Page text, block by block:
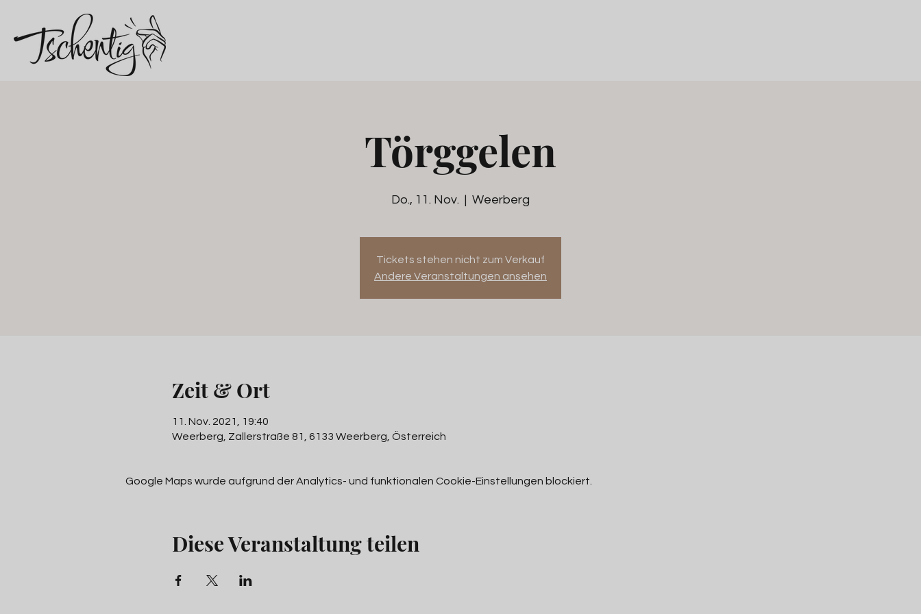
Törggelen
Do., 11. Nov.
  |
Weerberg
Tickets stehen nicht zum Verkauf
Andere Veranstaltungen ansehen
Zeit & Ort
11. Nov. 2021, 19:40
Weerberg, Zallerstraße 81, 6133 Weerberg, Österreich
Google Maps wurde aufgrund der Analytics- und funktionalen Cookie-Einstellungen blockiert.
Diese Veranstaltung teilen